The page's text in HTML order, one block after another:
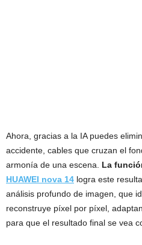
Ahora, gracias a la IA puedes
accidente, cables que cruzan el
armonía de una escena. La
HUAWEI nova 14 logra este
análisis profundo de imagen, que
reconstruye píxel por píxel,
para que el resultado final se vea